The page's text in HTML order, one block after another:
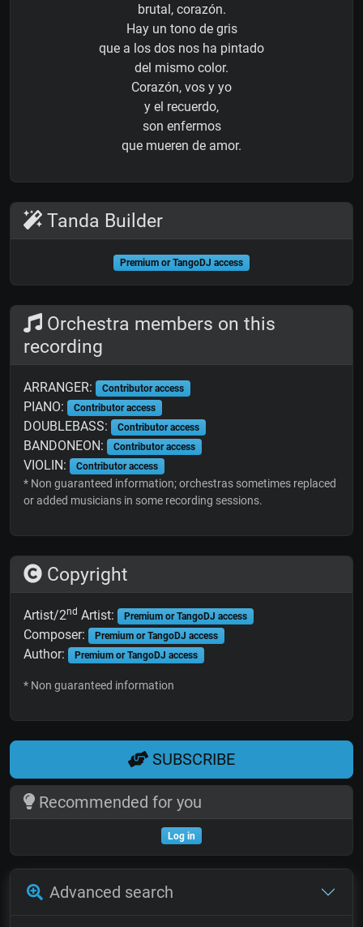
brutal, corazón.
Hay un tono de gris
que a los dos nos ha pintado
del mismo color.
Corazón, vos y yo
y el recuerdo,
son enfermos
que mueren de amor.
Tanda Builder
Premium or TangoDJ access
Orchestra members on this
recording
ARRANGER: Contributor access
PIANO: Contributor access
DOUBLEBASS: Contributor access
BANDONEON: Contributor access
VIOLIN: Contributor access
* Non guaranteed information; orchestras sometimes replaced
or added musicians in some recording sessions.
Copyright
Artist/2nd Artist: Premium or TangoDJ access
Composer: Premium or TangoDJ access
Author: Premium or TangoDJ access
* Non guaranteed information
SUBSCRIBE
Recommended for you
Log in
Advanced search